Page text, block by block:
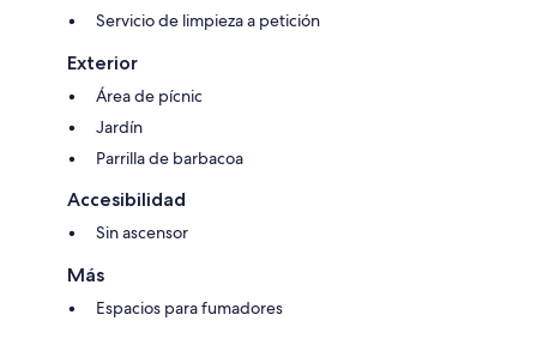
Servicio de limpieza a petición
Exterior
Área de pícnic
Jardín
Parrilla de barbacoa
Accesibilidad
Sin ascensor
Más
Espacios para fumadores